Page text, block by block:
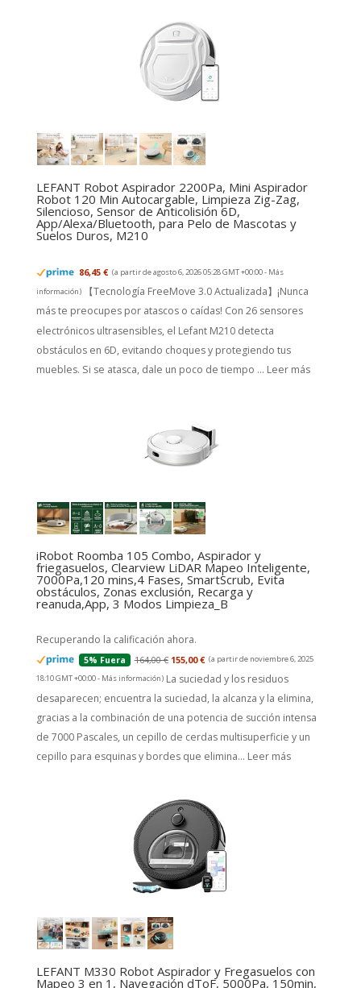
LEFANT Robot Aspirador 2200Pa, Mini Aspirador
Robot 120 Min Autocargable, Limpieza Zig-Zag,
Silencioso, Sensor de Anticolisión 6D,
App/Alexa/Bluetooth, para Pelo de Mascotas y
Suelos Duros, M210
86,45 € (a partir de agosto 6, 2026 05:28 GMT +00:00 - Más
información)
【Tecnología FreeMove 3.0 Actualizada】¡Nunca
más te preocupes por atascos o caídas! Con 26 sensores
electrónicos ultrasensibles, el Lefant M210 detecta
obstáculos en 6D, evitando choques y protegiendo tus
muebles. Si se atasca, dale un poco de tiempo ... Leer más
iRobot Roomba 105 Combo, Aspirador y
friegasuelos, Clearview LiDAR Mapeo Inteligente,
7000Pa,120 mins,4 Fases, SmartScrub, Evita
obstáculos, Zonas exclusión, Recarga y
reanuda,App, 3 Modos Limpieza_B
Recuperando la calificación ahora.
5% Fuera 164,00 € 155,00 € (a partir de noviembre 6, 2025
18:10 GMT +00:00 - Más información) La suciedad y los residuos
desaparecen; encuentra la suciedad, la alcanza y la elimina,
gracias a la combinación de una potencia de succión intensa
de 7000 Pascales, un cepillo de cerdas multisuperficie y un
cepillo para esquinas y bordes que elimina... Leer más
LEFANT M330 Robot Aspirador y Fregasuelos con
Mapeo 3 en 1, Navegación dToF, 5000Pa, 150min,